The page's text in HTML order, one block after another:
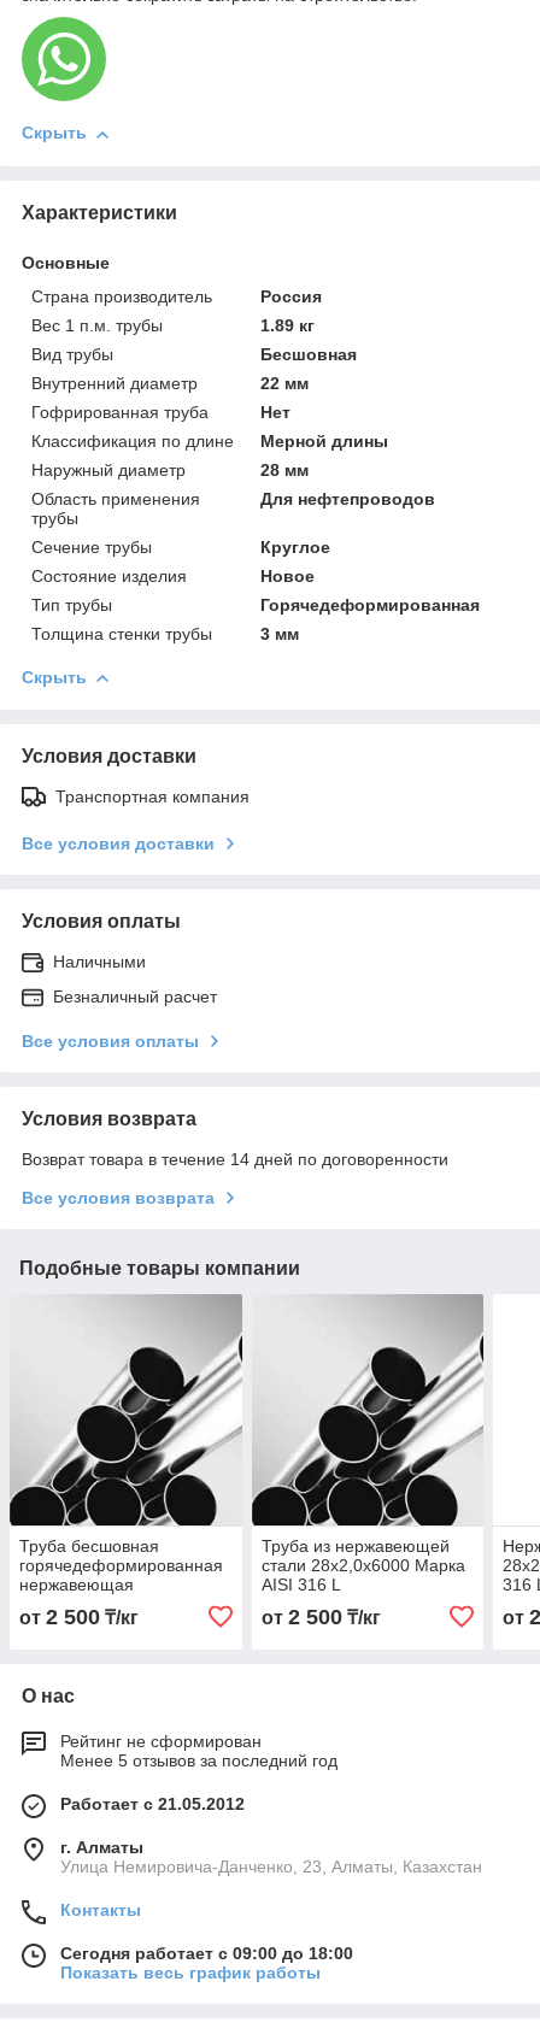
Скрыть
Характеристики
Основные
Страна производитель
Россия
Вес 1 п.м. трубы
1.89 кг
Вид трубы
Бесшовная
Внутренний диаметр
22 мм
Гофрированная труба
Нет
Классификация по длине
Мерной длины
Наружный диаметр
28 мм
Область применения
трубы
Для нефтепроводов
Сечение трубы
Круглое
Состояние изделия
Новое
Тип трубы
Горячедеформированная
Толщина стенки трубы
3 мм
Скрыть
Условия доставки
Транспортная компания
Все условия доставки
Условия оплаты
Наличными
Безналичный расчет
Все условия оплаты
Условия возврата
Возврат товара в течение 14 дней по договоренности
Все условия возврата
Подобные товары компании
Труба бесшовная
горячедеформированная
нержавеющая
28х3,0х6000 Марка AISI
316 L
от 2 500 ₸/кг
Труба из нержавеющей
стали 28х2,0х6000 Марка
AISI 316 L
от 2 500₸/кг
316
от
О нас
Рейтинг не сформирован
Менее 5 отзывов за последний год
Работает с 21.05.2012
г. Алматы
Улица Немировича-Данченко, 23, Алматы, Казахстан
Контакты
Сегодня работает с 09:00 до 18:00
Показать весь график работы